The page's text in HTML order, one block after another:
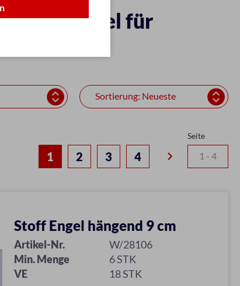
für
1 2 3 4 keyboard_arrow_right
Seite
Stoff Engel hängend 9 cm
Artikel-Nr.
W/28106
Min. Menge
6 STK
VE
18 STK